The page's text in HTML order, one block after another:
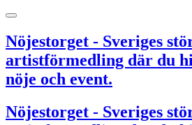
Nöjestorget - Sveriges
artistförmedling där du
nöje och event.
Nöjestorget - Sveriges